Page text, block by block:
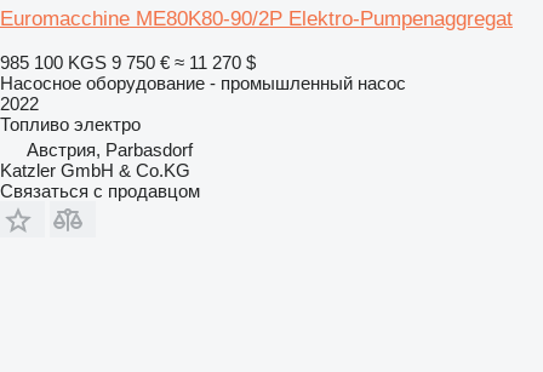
Euromacchine ME80K80-90/2P Elektro-Pumpenaggregat
985 100 KGS 9 750 € ≈ 11 270 $
Насосное оборудование - промышленный насос
2022
Топливо электро
Австрия, Parbasdorf
Katzler GmbH & Co.KG
Связаться с продавцом